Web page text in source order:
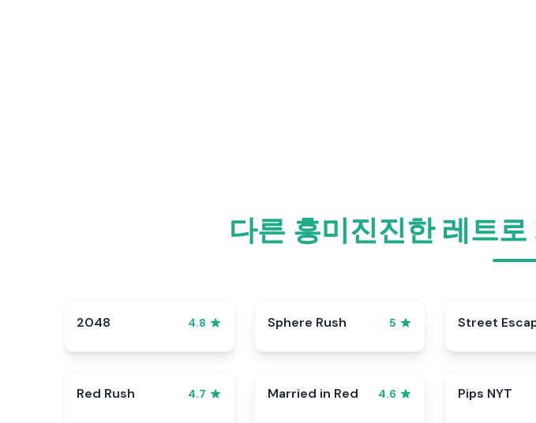
다른 흥미진진한 레트
2048 4.8 Sphere Rush 5 Street
Red Rush 4.7 Married in Red 4.6 Pips NYT